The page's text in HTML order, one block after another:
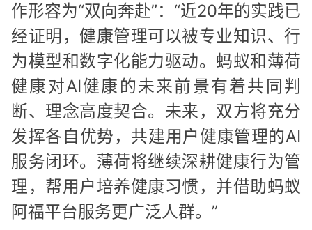
作形容为“双向奔赴”：“近20年的实践已
经证明，健康管理可以被专业知识、行
为模型和数字化能力驱动。蚂蚁和薄荷
健康对AI健康的未来前景有着共同判
断、理念高度契合。未来，双方将充分
发挥各自优势，共建用户健康管理的AI
服务闭环。薄荷将继续深耕健康行为管
理，帮用户培养健康习惯，并借助蚂蚁
阿福平台服务更广泛人群。”